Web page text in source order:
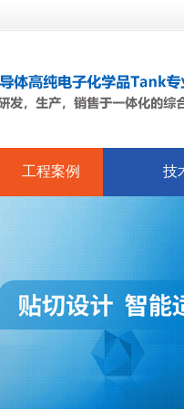
工程案例 技